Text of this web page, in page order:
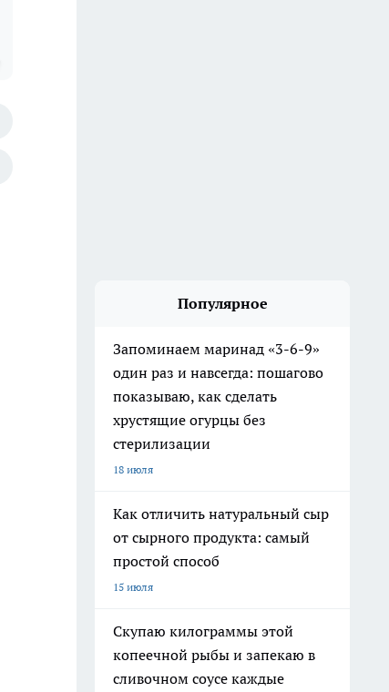
Популярное
Запоминаем маринад «3-6-9»
один раз и навсегда: пошагово
показываю, как сделать
хрустящие огурцы без
стерилизации
18 июля
Как отличить натуральный сыр
от сырного продукта: самый
простой способ
15 июля
Скупаю килограммы этой
копеечной рыбы и запекаю в
сливочном соусе каждые